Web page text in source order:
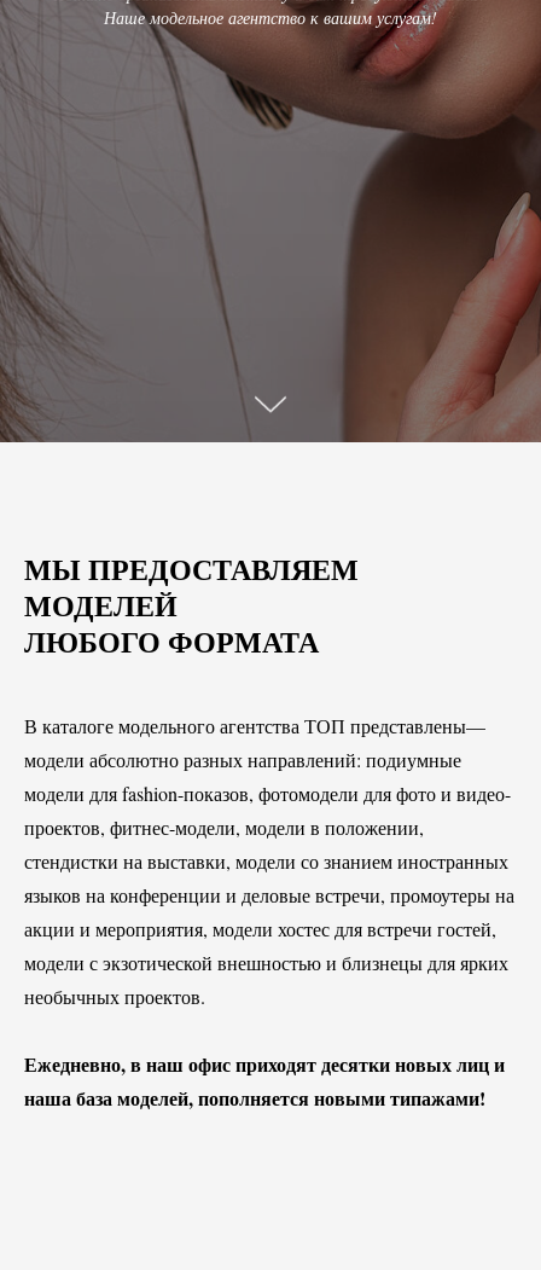
Наше модельное агентство к вашим услугам!
МЫ ПРЕДОСТАВЛЯЕМ
МОДЕЛЕЙ
ЛЮБОГО ФОРМАТА
В каталоге модельного агентства ТОП представлены—
модели абсолютно разных направлений: подиумные
модели для fashion-показов, фотомодели для фото и видео-
проектов, фитнес-модели, модели в положении,
стендистки на выставки, модели со знанием иностранных
языков на конференции и деловые встречи, промоутеры на
акции и мероприятия, модели хостес для встречи гостей,
модели с экзотической внешностью и близнецы для ярких
необычных проектов.
Ежедневно, в наш офис приходят десятки новых лиц и
наша база моделей, пополняется новыми типажами!